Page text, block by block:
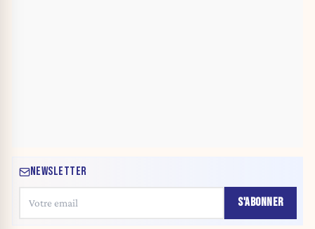
NEWSLETTER
S'ABONNER